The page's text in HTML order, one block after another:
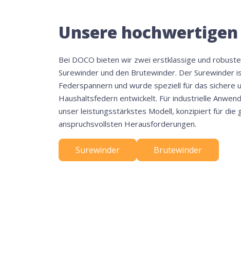
Unsere
Bei DOCO bieten wir zwei erstklassige und
Surewinder und den Brutewinder. Der Surewinder
Federspannern und wurde speziell für das sichere
Haushaltsfedern entwickelt. Für industrielle
unser leistungsstärkstes Modell, konzipiert für die
anspruchsvollsten Herausforderungen.
Surewinder Brutewinder